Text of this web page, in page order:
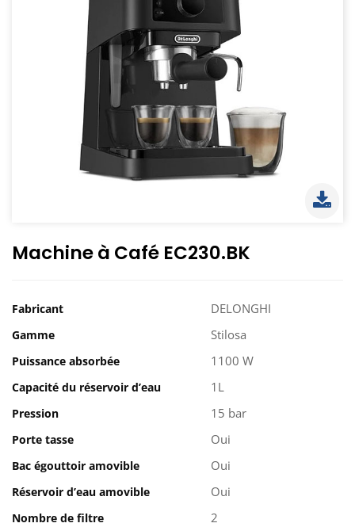
Machine à Café EC230.BK
Fabricant DELONGHI
Gamme Stilosa
Puissance absorbée 1100 W
Capacité du réservoir d’eau 1L
Pression 15 bar
Porte tasse Oui
Bac égouttoir amovible Oui
Réservoir d’eau amovible Oui
Nombre de filtre 2